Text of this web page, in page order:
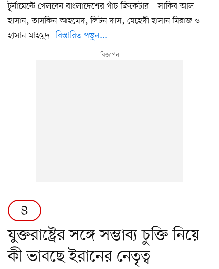
টুর্নামেন্টে খেলবেন বাংলাদেশের পাঁচ ক্রিকেটার—সাকিব আল
হাসান, তাসকিন আহমেদ, লিটন দাস, মেহেদী হাসান মিরাজ ও
হাসান মাহমুদ।বিস্তারিত পড়ুন...
৪
যুক্তরাষ্ট্রের সঙ্গে সম্ভাব্য চুক্তি নিয়ে
কী ভাবছে ইরানের নেতৃত্ব